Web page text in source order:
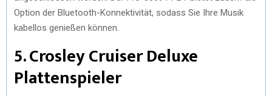
Option der Bluetooth-Konnektivität, sodass Sie Ihre Musik
kabellos genießen können.
5. Crosley Cruiser Deluxe
Plattenspieler